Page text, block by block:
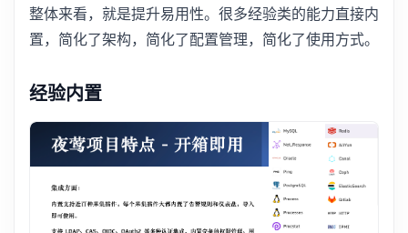
整体来看，就是提升易用性。很多经验类的能力直接内
置，简化了架构，简化了配置管理，简化了使用方式。
经验内置